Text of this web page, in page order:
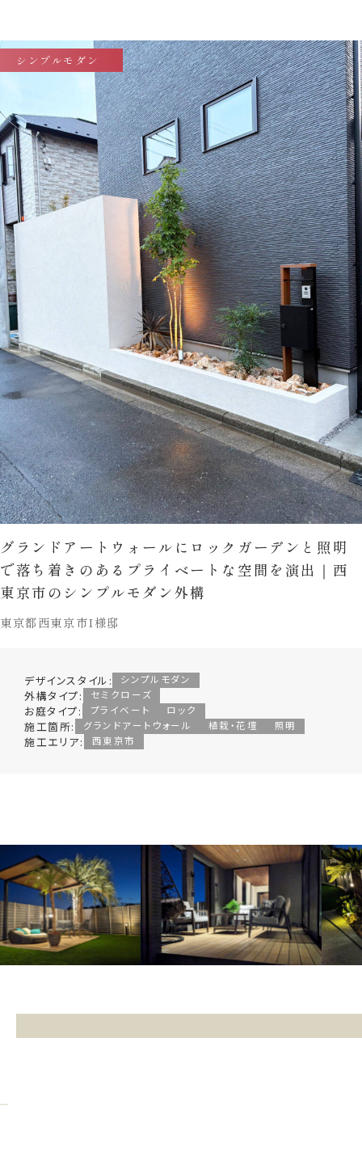
シンプルモダン
グランドアートウォールにロックガーデンと照明
で落ち着きのあるプライベートな空間を演出｜西
東京市のシンプルモダン外構
東京都西東京市I様邸
デザインスタイル: シンプルモダン
外構タイプ: セミクローズ
お庭タイプ: プライベート ロック
施工箇所: グランドアートウォール 植栽・花壇 照明
施工エリア: 西東京市